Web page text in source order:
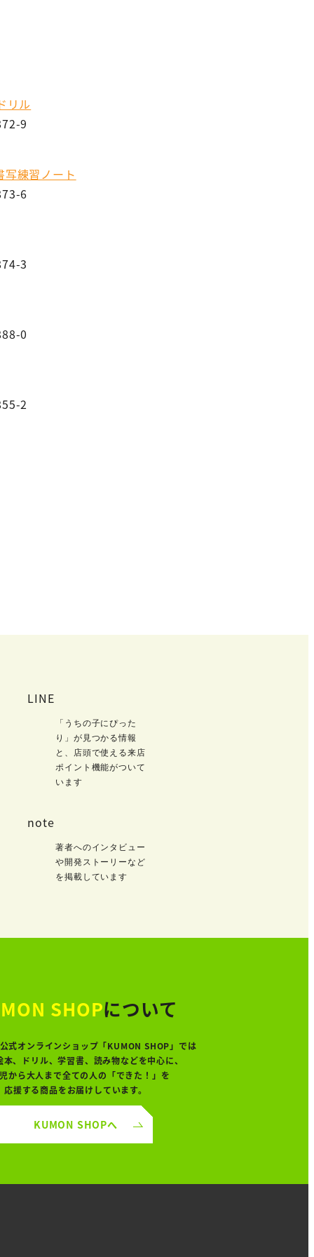
リル
9
練習ノート
6
3
0
2
LINE
「うちの子にぴった
り」が見つかる情報
と、店頭で使える来店
ポイント機能がついて
います
note
著者へのインタビュー
や開発ストーリーなど
を掲載しています
SHOPについて
式オンラインショップ「KUMON SHOP」では
本、ドリル、学習書、読み物などを中心に、
から大人まで全ての人の「できた！」を
応援する商品をお届けしています。
KUMON SHOPへ